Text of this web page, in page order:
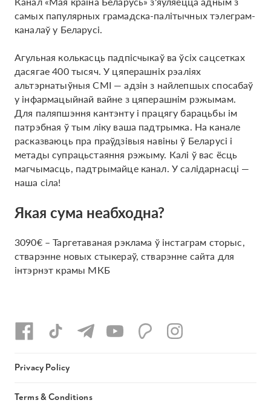
самых папулярных грамадска-палітычных тэлеграм-
каналаў у Беларусі.
Агульная колькасць падпісчыкаў ва ўсіх сацсетках
дасягае 400 тысяч. У цяперашніх рэаліях
альтэрнатыўныя СМІ — адзін з найлепшых спосабаў
у інфармацыйнай вайне з цяперашнім рэжымам.
Для паляпшэння кантэнту і працягу барацьбы ім
патрэбная ў тым ліку ваша падтрымка. На канале
расказваюць пра праўдзівыя навіны ў Беларусі і
метады супрацьстаяння рэжыму. Калі ў вас ёсць
магчымасць, падтрымайце канал. У салідарнасці —
наша сіла!
Якая сума неабходна?
3090€ – Таргетаваная рэклама ў інстаграм сторыс,
стварэнне новых стыкераў, стварэнне сайта для
інтэрнэт крамы МКБ
Privacy Policy
Terms & Conditions